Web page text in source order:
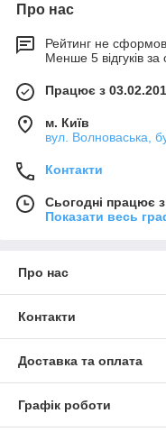
моделі), а також
побажанням
В онлайн-каталог
напівпромислові
спліт-системи різного
вигідними цінами
Особливості
отримала офіційний
у бренда так само
Про нас
Рейтинг не
Менше 5 відгуків за
Працює з
м. Київ
вул. Волноваська,
Контакти
Сьогодні працює
Показати весь
Про нас
Контакти
Доставка та оплата
Графік роботи